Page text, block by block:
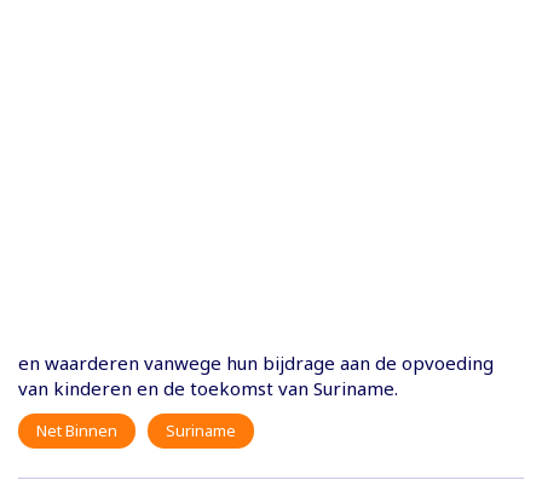
en waarderen vanwege hun bijdrage aan de opvoeding
van kinderen en de toekomst van Suriname.
Net Binnen Suriname